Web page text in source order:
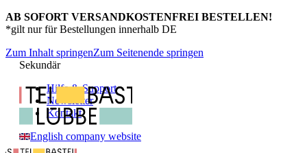
AB SOFORT VERSANDKOSTENFREI BESTELLEN!
*gilt nur für Bestellungen innerhalb DE
Zum Inhalt springenZum Seitenende springen
Sekundär
Hilfe & Support
Newsletter
Kontakt
English company website